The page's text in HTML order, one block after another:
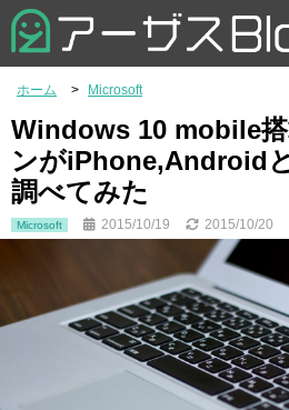
お問い合わせ
ホーム Microsoft
Windows 10 mobile
ンがiPhone,Android
調べてみた
Microsoft 2015/10/19 2015/10/20